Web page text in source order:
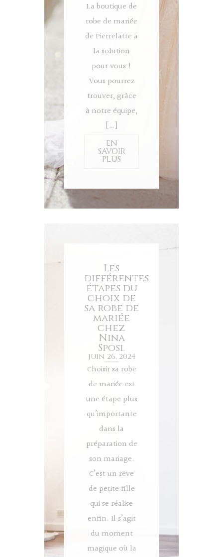
La boutique de
robe de mariée
de Pierrelatte a
la solution
pour vous !
Vous pourrez
trouver, grâce
à notre équipe,
[…]
EN
SAVOIR
PLUS
Les
différentes
étapes du
choix de
sa robe de
mariée
chez
Nina
Sposi.
juin 26, 2024
Choisir sa robe
de mariée est
une étape plus
qu’importante
dans la
préparation de
son mariage.
C’est un rêve
de petite fille
qui se réalise
enfin. Il s’agit
du moment
magique où la